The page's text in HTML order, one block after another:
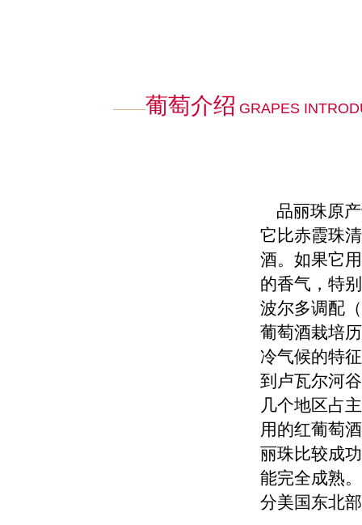
葡萄介绍 GRAPES
品丽珠原
它比赤霞珠
酒。如果它
的香气，特
波尔多调配
葡萄酒栽培
冷气候的特
到卢瓦尔河
几个地区占
用的红葡萄
丽珠比较成
能完全成熟
分美国东北